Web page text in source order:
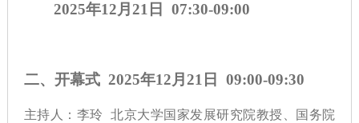
2025年12月21日 07:30-09:00
二、 开幕式 2025年12月21日 09:00-09:30
主持人：李玲
北京大学国家发展研究院教授、国务院